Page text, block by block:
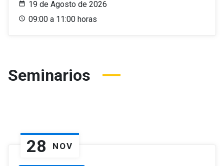
19 de Agosto de 2026
09:00 a 11:00 horas
Seminarios
28 NOV